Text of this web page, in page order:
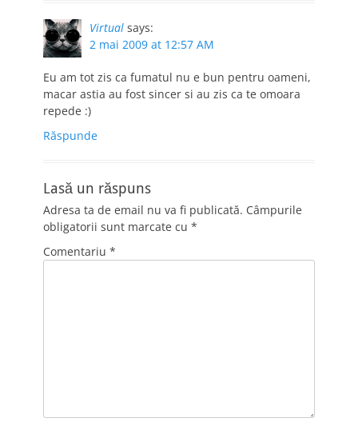
Virtual says:
2 mai 2009 at 12:57 AM
Eu am tot zis ca fumatul nu e bun pentru oameni,
macar astia au fost sincer si au zis ca te omoara
repede :)
Răspunde
Lasă un răspuns
Adresa ta de email nu va fi publicată. Câmpurile
obligatorii sunt marcate cu *
Comentariu *